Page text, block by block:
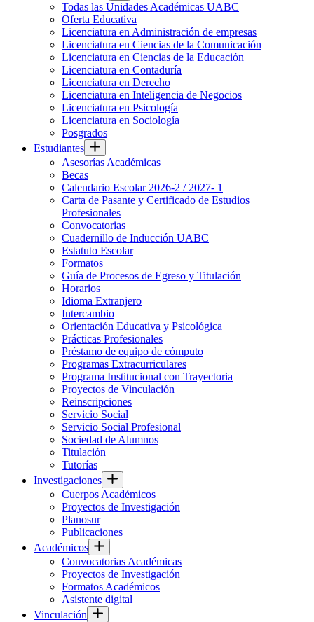
Todas las Unidades Académicas UABC
Oferta Educativa
Licenciatura en Administración de empresas
Licenciatura en Ciencias de la Comunicación
Licenciatura en Ciencias de la Educación
Licenciatura en Contaduría
Licenciatura en Derecho
Licenciatura en Inteligencia de Negocios
Licenciatura en Psicología
Licenciatura en Sociología
Posgrados
Estudiantes
Asesorías Académicas
Becas
Calendario Escolar 2026-2 / 2027- 1
Carta de Pasante y Certificado de Estudios
Profesionales
Convocatorias
Cuadernillo de Inducción UABC
Estatuto Escolar
Formatos
Guía de Procesos de Egreso y Titulación
Horarios
Idioma Extranjero
Intercambio
Orientación Educativa y Psicológica
Prácticas Profesionales
Préstamo de equipo de cómputo
Programas Extracurriculares
Programa Institucional con Trayectoria
Proyectos de Vinculación
Reinscripciones
Servicio Social
Servicio Social Profesional
Sociedad de Alumnos
Titulación
Tutorías
Investigaciones
Cuerpos Académicos
Proyectos de Investigación
Planosur
Publicaciones
Académicos
Convocatorias Académicas
Proyectos de Investigación
Formatos Académicos
Asistente digital
Vinculación